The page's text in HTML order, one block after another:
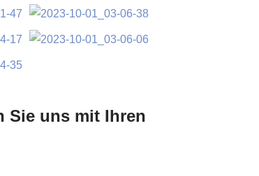
Sie uns mit Ihren